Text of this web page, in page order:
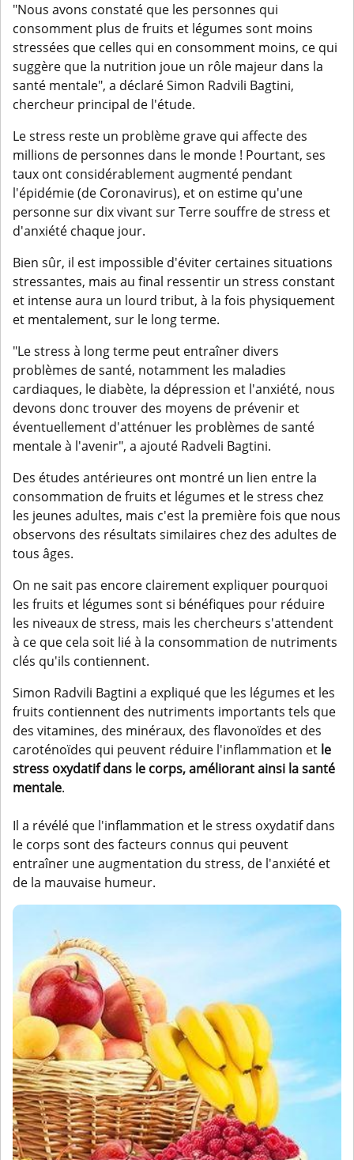
"Nous avons constaté que les personnes qui
consomment plus de fruits et légumes sont moins
stressées que celles qui en consomment moins, ce qui
suggère que la nutrition joue un rôle majeur dans la
santé mentale", a déclaré Simon Radvili Bagtini,
chercheur principal de l'étude.
Le stress reste un problème grave qui affecte des
millions de personnes dans le monde ! Pourtant, ses
taux ont considérablement augmenté pendant
l'épidémie (de Coronavirus), et on estime qu'une
personne sur dix vivant sur Terre souffre de stress et
d'anxiété chaque jour.
Bien sûr, il est impossible d'éviter certaines situations
stressantes, mais au final ressentir un stress constant
et intense aura un lourd tribut, à la fois physiquement
et mentalement, sur le long terme.
"Le stress à long terme peut entraîner divers
problèmes de santé, notamment les maladies
cardiaques, le diabète, la dépression et l'anxiété, nous
devons donc trouver des moyens de prévenir et
éventuellement d'atténuer les problèmes de santé
mentale à l'avenir", a ajouté Radveli Bagtini.
Des études antérieures ont montré un lien entre la
consommation de fruits et légumes et le stress chez
les jeunes adultes, mais c'est la première fois que nous
observons des résultats similaires chez des adultes de
tous âges.
On ne sait pas encore clairement expliquer pourquoi
les fruits et légumes sont si bénéfiques pour réduire
les niveaux de stress, mais les chercheurs s'attendent
à ce que cela soit lié à la consommation de nutriments
clés qu'ils contiennent.
Simon Radvili Bagtini a expliqué que les légumes et les
fruits contiennent des nutriments importants tels que
des vitamines, des minéraux, des flavonoïdes et des
caroténoïdes qui peuvent réduire l'inflammation et le
stress oxydatif dans le corps, améliorant ainsi la santé
mentale.
Il a révélé que l'inflammation et le stress oxydatif dans
le corps sont des facteurs connus qui peuvent
entraîner une augmentation du stress, de l'anxiété et
de la mauvaise humeur.